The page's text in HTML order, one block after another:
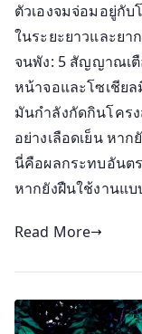
ตัวเองจมจ่อมอยู่กั
ในระยะยาวและย
จนพัง: 5 สัญญาณเตื
หน้าจอและโซเชียล
มันกำลังกัดกินโค
อย่างเลือดเย็น หา
นี่คือผลกระทบอันต
หากยังฝืนใช้งานแ
Read More